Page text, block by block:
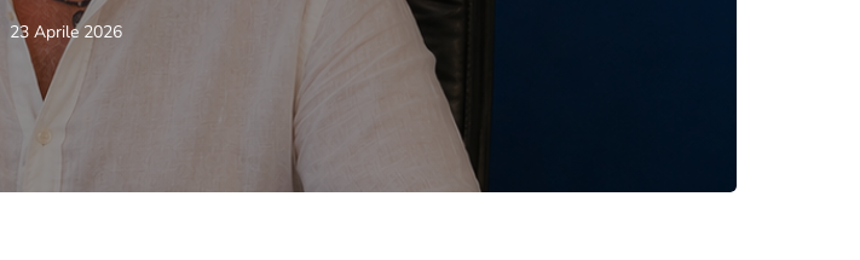
23 Aprile 2026